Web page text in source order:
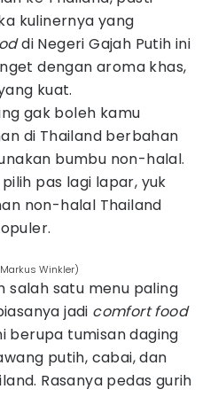
kulinernya yang
di Negeri Gajah Putih ini
dengan aroma khas,
kuat.
gak boleh kamu
di Thailand berbahan
bumbu non-halal.
pas lagi lapar, yuk
non-halal Thailand
Winkler)
salah satu menu paling
jadi comfort food
berupa tumisan daging
putih, cabai, dan
Rasanya pedas gurih